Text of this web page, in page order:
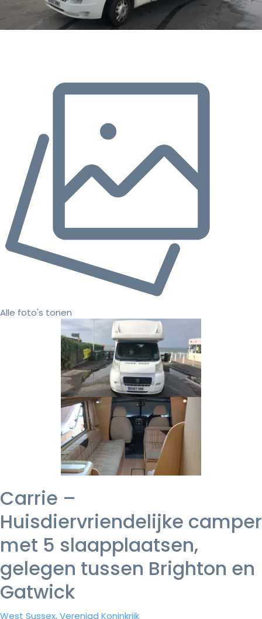
Alle foto's tonen
Carrie –
Huisdiervriendelijke camper
met 5 slaapplaatsen,
gelegen tussen Brighton en
Gatwick
West Sussex, Verenigd Koninkrijk